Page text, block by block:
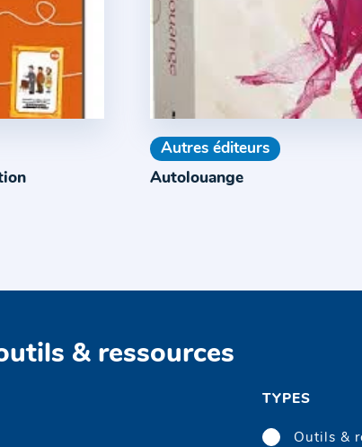
Autres éditeurs
Autolouange
& ressources
TYPES
Outils &